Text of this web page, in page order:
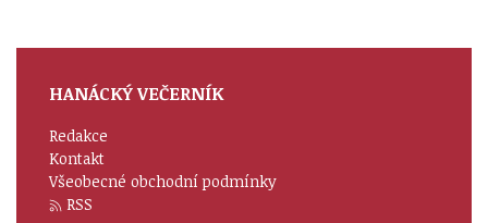
HANÁCKÝ VEČERNÍK
Redakce
Kontakt
Všeobecné obchodní podmínky
RSS